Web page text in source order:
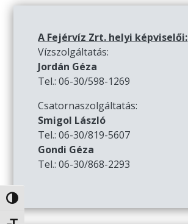
Nagy kontraszt váltása
A Fejérvíz Zrt. helyi képviselői:
Vízszolgáltatás:
Jordán Géza
Tel.: 06-30/598-1269
Csatornaszolgáltatás:
Smigol László
Tel.: 06-30/819-5607
Gondi Géza
Tel.: 06-30/868-2293